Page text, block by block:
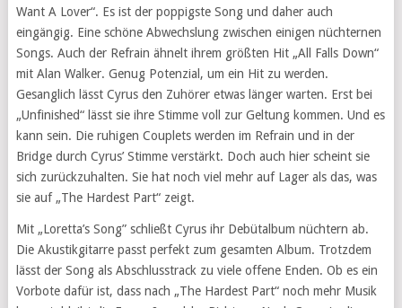
Want A Lover“. Es ist der poppigste Song und daher auch
eingängig. Eine schöne Abwechslung zwischen einigen nüchternen
Songs. Auch der Refrain ähnelt ihrem größten Hit „All Falls Down“
mit Alan Walker. Genug Potenzial, um ein Hit zu werden.
Gesanglich lässt Cyrus den Zuhörer etwas länger warten. Erst bei
„Unfinished“ lässt sie ihre Stimme voll zur Geltung kommen. Und es
kann sein. Die ruhigen Couplets werden im Refrain und in der
Bridge durch Cyrus’ Stimme verstärkt. Doch auch hier scheint sie
sich zurückzuhalten. Sie hat noch viel mehr auf Lager als das, was
sie auf „The Hardest Part“ zeigt.
Mit „Loretta’s Song” schließt Cyrus ihr Debütalbum nüchtern ab.
Die Akustikgitarre passt perfekt zum gesamten Album. Trotzdem
lässt der Song als Abschlusstrack zu viele offene Enden. Ob es ein
Vorbote dafür ist, dass nach „The Hardest Part“ noch mehr Musik